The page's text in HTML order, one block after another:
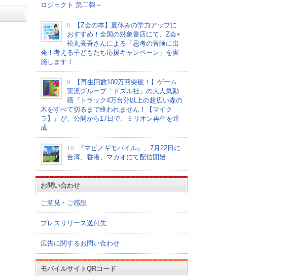
ロジェクト 第二弾～
8.
【Z会の本】夏休みの学力アップに
おすすめ！全国の対象書店にて、Z会×
松丸亮吾さんによる「思考の冒険に出
発！考える子どもたち応援キャンペーン」を実
施します！
9.
【再生回数100万回突破！】ゲーム
実況グループ「ドズル社」の大人気動
画『トラック4万台分以上の超広い森の
木をすべて切るまで終われません！【マイク
ラ】』が、公開から17日で、ミリオン再生を達
成
10.
『マビノギモバイル』、7月22日に
台湾、香港、マカオにて配信開始
お問い合わせ
ご意見・ご感想
プレスリリース送付先
広告に関するお問い合わせ
モバイルサイトQRコード